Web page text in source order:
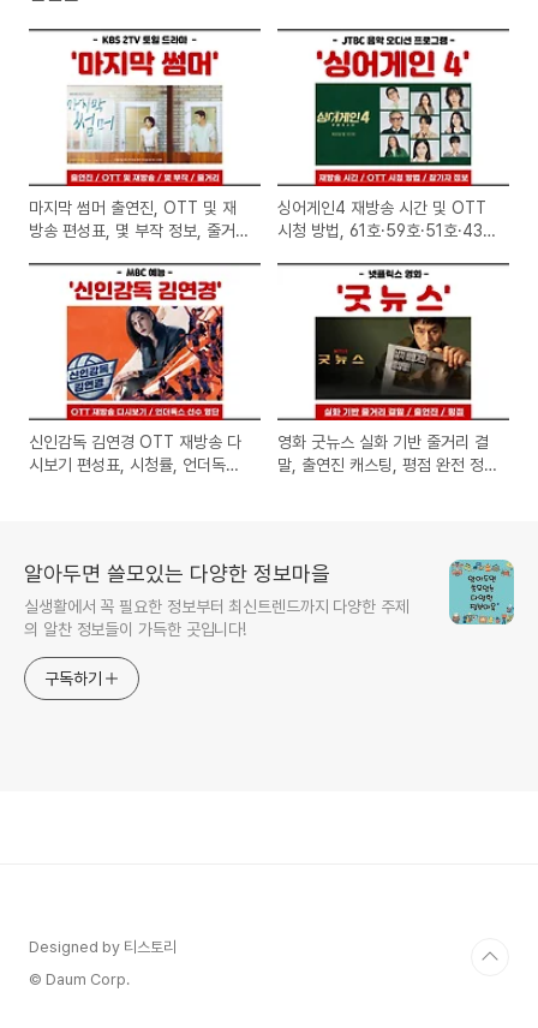
마지막 썸머 출연진, OTT 및 재
방송 편성표, 몇 부작 정보, 줄거
웨이브)
싱어게인4 재방송 시간 및 OTT
시청 방법, 61호·59호·51호·43호
완전 정리(JTBC·TVING)
신인감독 김연경 OTT 재방송 다
시보기 편성표, 시청률, 언더독스
영화 굿뉴스 실화 기반 줄거리 결
말, 출연진 캐스팅, 평점 완전 정
알아두면 쓸모있는 다양한 정보마을
실생활에서 꼭 필요한 정보부터 최신트렌드까지 다양한 주제
의 알찬 정보들이 가득한 곳입니다!
구독하기
Designed by 티스토리
© Daum Corp.